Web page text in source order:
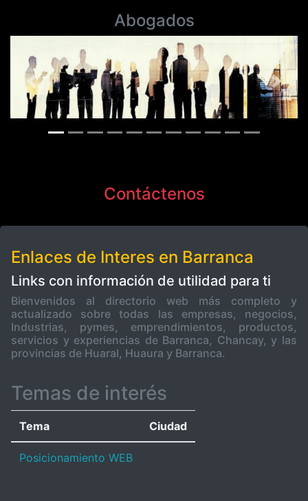
Abogados
Previous Next
Contáctenos
Enlaces de Interes en Barranca
Links con información de utilidad para ti
Bienvenidos al directorio web más completo y
actualizado sobre todas las empresas, negocios,
Industrias, pymes, emprendimientos, productos,
servicios y experiencias de Barranca, Chancay, y las
provincias de Huaral, Huaura y Barranca.
Temas de interés
Tema Ciudad
Posicionamiento WEB